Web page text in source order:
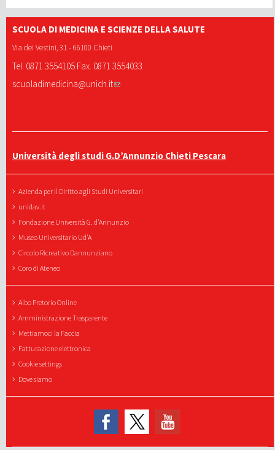
SCUOLA DI MEDICINA E SCIENZE DELLA SALUTE
Via dei Vestini, 31 - 66100 Chieti
Tel. 0871.3554105 Fax. 0871 3554033
scuoladimedicina@unich.it
Università degli studi G.D’Annunzio Chieti Pescara
Azienda per il Diritto agli Studi Universitari
unidav.it
Fondazione Università G. d'Annunzio
Museo Universitario Ud'A
Circolo Ricreativo Dannunziano
Coro di Ateneo
Albo Pretorio Online
Amministrazione Trasparente
Mettiamoci la Faccia
Fatturazione elettronica
Cookie settings
Dove siamo